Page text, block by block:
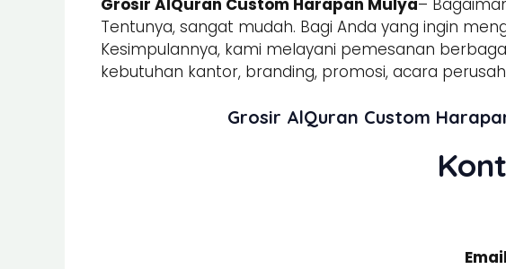
Grosir AlQuran Custom Harapan Mulya–
Tentunya, sangat mudah. Bagi Anda yang ingin
Kesimpulannya, kami melayani pemesanan
kebutuhan kantor, branding, promosi, acara
Grosir AlQuran Custom